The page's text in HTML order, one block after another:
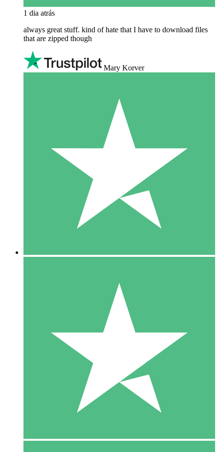
1 dia atrás
always great stuff. kind of hate that I have to download files
that are zipped though
Mary Korver